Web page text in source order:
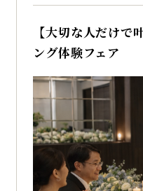
【大切な人だけで
ング体験フェア